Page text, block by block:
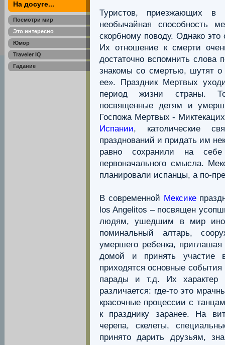
На досуге...
Посмотри мир
Это интересно
Юмор
Traveler IQ
Гадание
Туристов, приезжающих в
необычайная способность
скорбному поводу. Однако
Их отношение к смерти
достаточно вспомнить слова
знакомы со смертью, шутят
ее». Праздник Мертвых
период жизни страны.
посвященные детям и
Госпожа Мертвых -
Испании, католические
празднований и придать им
равно сохранили на
первоначального смысла.
планировали испанцы, а по-
В современной Мексике
los Angelitos – посвящен
людям, ушедшим в мир
поминальный алтарь,
умершего ребенка,
домой и принять участие
приходятся основные
парады и т.д. Их характер
различается: где-то это
красочные процессии с
к празднику заранее. На
черепа, скелеты,
принято дарить друзьям,